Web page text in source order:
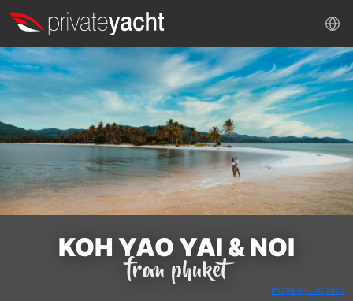
KOH YAO YAI & NOI
from phuket
Image by Unsplash